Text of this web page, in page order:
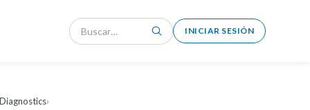
INICIAR SESIÓN
›